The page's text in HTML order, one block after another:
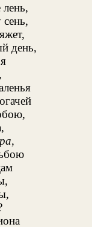
лень,
день,
,